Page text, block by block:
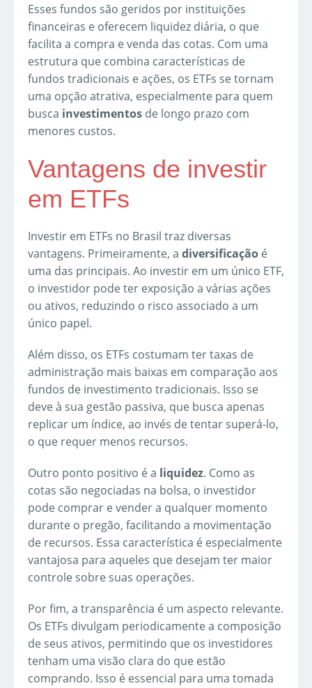
Esses fundos são geridos por instituições
financeiras e oferecem liquidez diária, o que
facilita a compra e venda das cotas. Com uma
estrutura que combina características de
fundos tradicionais e ações, os ETFs se tornam
uma opção atrativa, especialmente para quem
busca investimentos de longo prazo com
menores custos.
Vantagens de investir
em ETFs
Investir em ETFs no Brasil traz diversas
vantagens. Primeiramente, a diversificação é
uma das principais. Ao investir em um único ETF,
o investidor pode ter exposição a várias ações
ou ativos, reduzindo o risco associado a um
único papel.
Além disso, os ETFs costumam ter taxas de
administração mais baixas em comparação aos
fundos de investimento tradicionais. Isso se
deve à sua gestão passiva, que busca apenas
replicar um índice, ao invés de tentar superá-lo,
o que requer menos recursos.
Outro ponto positivo é a liquidez. Como as
cotas são negociadas na bolsa, o investidor
pode comprar e vender a qualquer momento
durante o pregão, facilitando a movimentação
de recursos. Essa característica é especialmente
vantajosa para aqueles que desejam ter maior
controle sobre suas operações.
Por fim, a transparência é um aspecto relevante.
Os ETFs divulgam periodicamente a composição
de seus ativos, permitindo que os investidores
tenham uma visão clara do que estão
comprando. Isso é essencial para uma tomada